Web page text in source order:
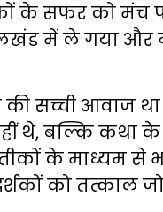
के सफर को मंच
में ले गया
सच्ची आवाज
बल्कि कथा के
के माध्यम से
को तत्काल